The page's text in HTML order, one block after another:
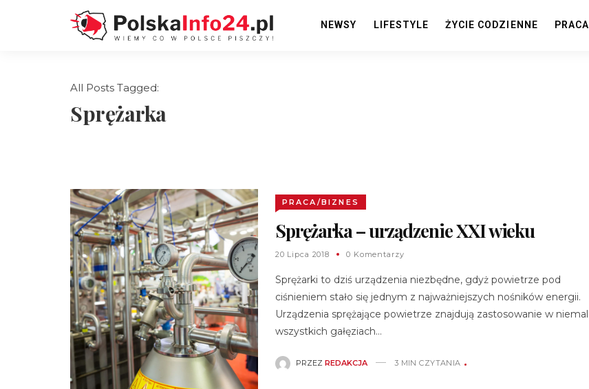
NEWSY LIFESTYLE ŻYCIE CODZIENNE PRACA
All Posts Tagged:
Sprężarka
PRACA/BIZNES
Sprężarka – urządzenie XXI wieku
20 Lipca 2018 0 Komentarzy
Sprężarki to dziś urządzenia niezbędne, gdyż powietrze pod
ciśnieniem stało się jednym z najważniejszych nośników energii.
Urządzenia sprężające powietrze znajdują zastosowanie w niemal
wszystkich gałęziach…
PRZEZ REDAKCJA 3 MIN CZYTANIA